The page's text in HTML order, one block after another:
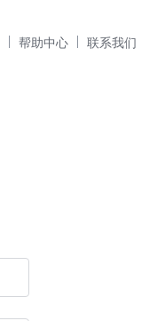
帮助中心 联系我们